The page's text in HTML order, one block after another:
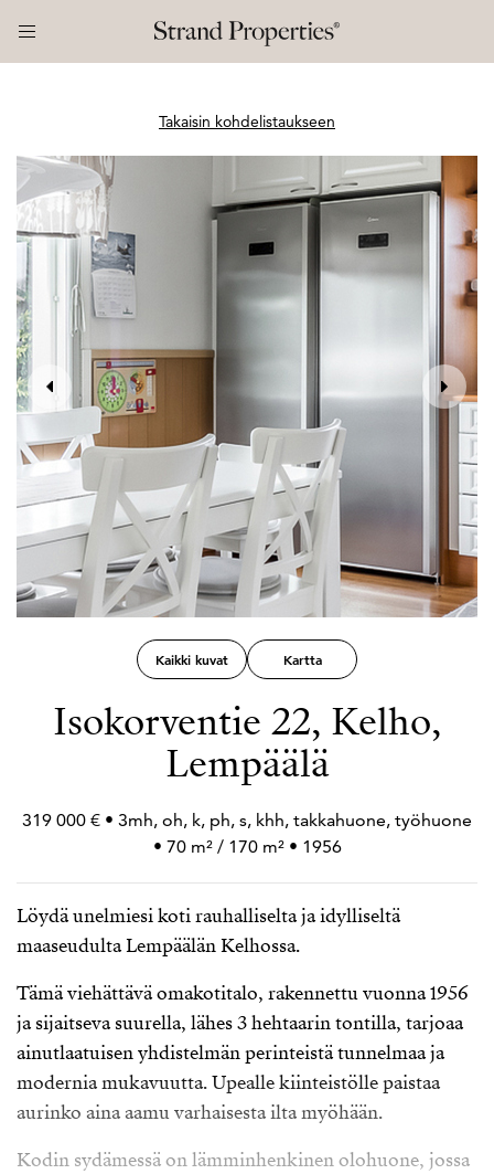
Takaisin kohdelistaukseen
Kaikki kuvat Kartta
Isokorventie 22, Kelho,
Lempäälä
319 000 € • 3mh, oh, k, ph, s, khh, takkahuone, työhuone
• 70 m² / 170 m² • 1956
Löydä unelmiesi koti rauhalliselta ja idylliseltä
maaseudulta Lempäälän Kelhossa.
Tämä viehättävä omakotitalo, rakennettu vuonna 1956
ja sijaitseva suurella, lähes 3 hehtaarin tontilla, tarjoaa
ainutlaatuisen yhdistelmän perinteistä tunnelmaa ja
modernia mukavuutta. Upealle kiinteistölle paistaa
aurinko aina aamu varhaisesta ilta myöhään.
Kodin sydämessä on lämminhenkinen olohuone, jossa